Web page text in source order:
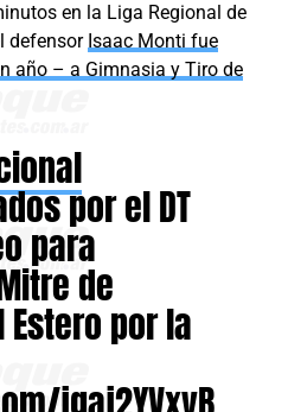
en la Liga Regional de
defensor Isaac Monti fue
año – a Gimnasia y Tiro de
por el DT
para
de
por la